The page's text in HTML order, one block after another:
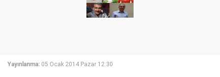
Yayınlanma: 05 Ocak 2014 Pazar 12:30